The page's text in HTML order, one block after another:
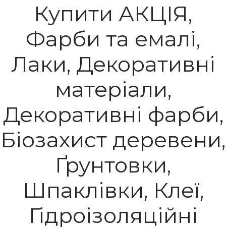
Купити АКЦІЯ,
Фарби та емалі,
Лаки, Декоративні
матеріали,
Декоративні фарби,
Біозахист деревени,
Ґрунтовки,
Шпаклівки, Клеї,
Гідроізоляційні